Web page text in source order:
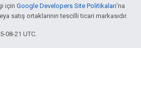
için Google Developers Site Politikaları'na
satış ortaklarının tescilli ticari markasıdır.
08-21 UTC.